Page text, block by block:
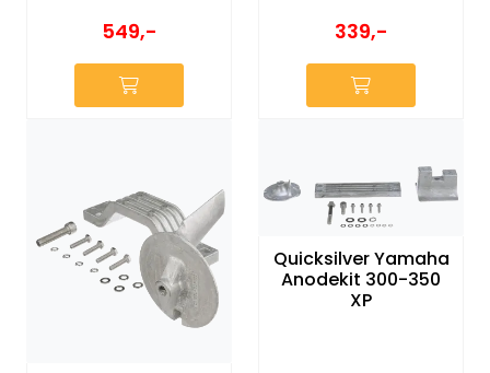
549,- 339,-
Quicksilver Yamaha
Anodekit 300-350
XP